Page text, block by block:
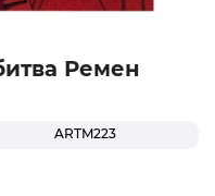
Ремен
ARTM223